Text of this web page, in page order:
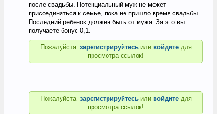
после свадьбы. Потенциальный муж не может
присоединяться к семье, пока не пришло время свадьбы.
Последний ребенок должен быть от мужа. За это вы
получаете бонус 0,1.
Пожалуйста, зарегистрируйтесьили войдите для
просмотра ссылок!
Пожалуйста, зарегистрируйтесьили войдите для
просмотра ссылок!